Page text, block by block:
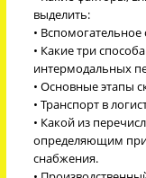
выделить:
•
• Какие три
интермодальных
• Основные этапы
• Транспорт в
• Какой из
определяющим
снабжения.